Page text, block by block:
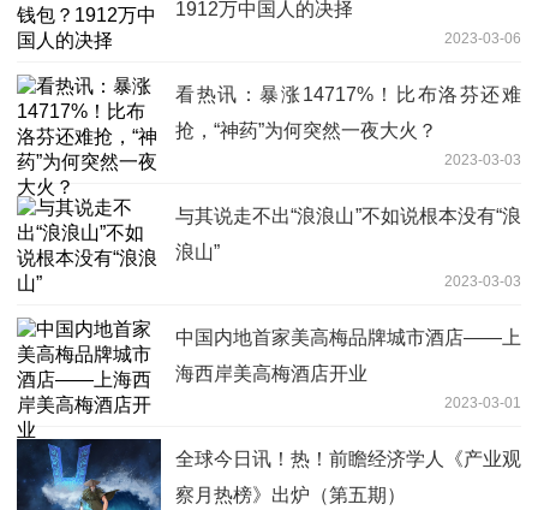
1912万中国人的决择
2023-03-06
看热讯：暴涨14717%！比布洛芬还难
抢，“神药”为何突然一夜大火？
2023-03-03
与其说走不出“浪浪山”不如说根本没有“浪
浪山”
2023-03-03
中国内地首家美高梅品牌城市酒店——上
海西岸美高梅酒店开业
2023-03-01
全球今日讯！热！前瞻经济学人《产业观
察月热榜》出炉（第五期）